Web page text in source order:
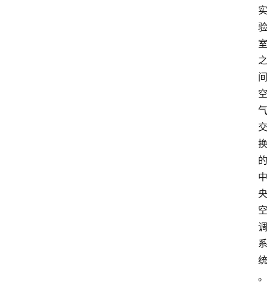
实
验
室
之
间
空
气
交
换
的
中
央
空
调
系
统
。